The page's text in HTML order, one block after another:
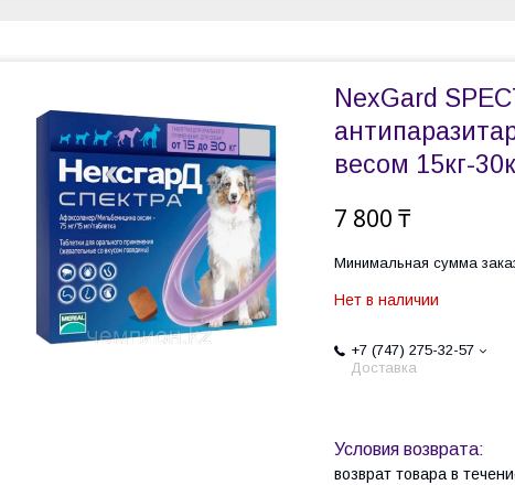
NexGard
весом 15кг-
7 800 ₸
Минимальная сумма
Нет в наличии
+7 (747) 275-32-57
Доставка
возврат товара в